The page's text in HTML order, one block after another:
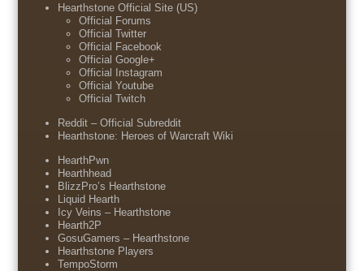
Hearthstone Official Site (US)
Official Forums
Official Twitter
Official Facebook
Official Google+
Official Instagram
Official Youtube
Official Twitch
Reddit – Official Subreddit
Hearthstone: Heroes of Warcraft Wiki
HearthPwn
Hearthhead
BlizzPro’s Hearthstone
Liquid Hearth
Icy Veins – Hearthstone
Hearth2P
GosuGamers – Hearthstone
Hearthstone Players
TempoStorm